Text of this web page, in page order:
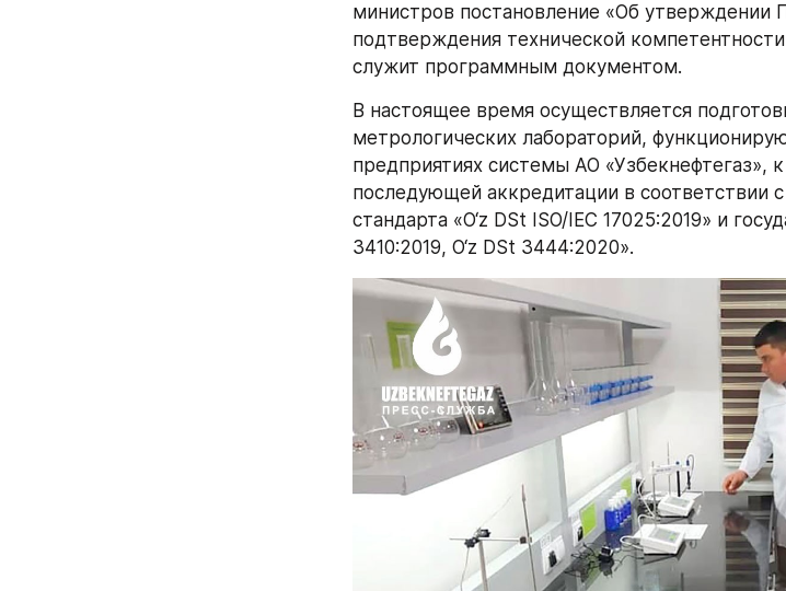
министров постановление «Об утверждении
подтверждения технической
служит программным документом.
В настоящее время осуществляется
метрологических лабораторий,
предприятиях системы АО «Узбекнефтегаз»,
последующей аккредитации в соответствии
стандарта «O‘z DSt ISO/IEC 17025:2019» и
3410:2019, O‘z DSt 3444:2020».